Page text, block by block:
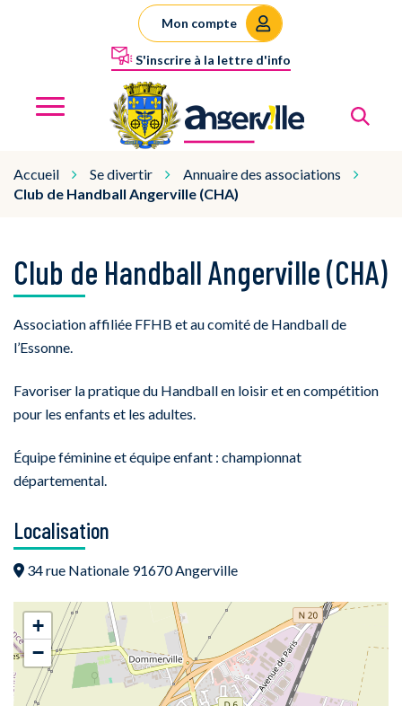
S'inscrire à la lettre d'info
Mon compte
Angerville
Accueil Se divertir
Annuaire des associations
Club de Handball Angerville (CHA)
Club de Handball Angerville (CHA)
Association affiliée FFHB et au comité de Handball de
l’Essonne.
Favoriser la pratique du Handball en loisir et en compétition
pour les enfants et les adultes.
Équipe féminine et équipe enfant : championnat
départemental.
Localisation
34 rue Nationale 91670 Angerville
+
−